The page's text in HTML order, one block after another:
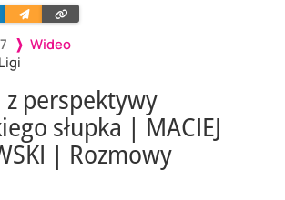
Wideo
Wyślij
e-
Skopiuj
link
perspektywy
słupka | MACIEJ
| Rozmowy